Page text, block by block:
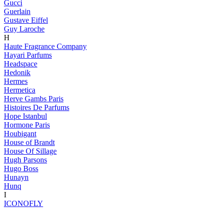
Gucci
Guerlain
Gustave Eiffel
Guy Laroche
H
Haute Fragrance Company
Hayari Parfums
Headspace
Hedonik
Hermes
Hermetica
Herve Gambs Paris
Histoires De Parfums
Hope Istanbul
Hormone Paris
Houbigant
House of Brandt
House Of Sillage
Hugh Parsons
Hugo Boss
Hunayn
Hunq
I
ICONOFLY